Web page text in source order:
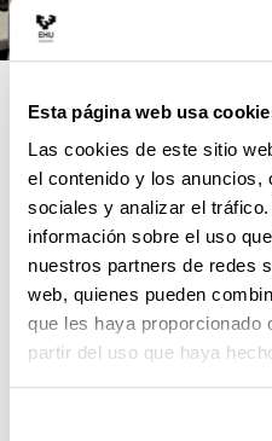
Esta página web usa
Las cookies de este sitio
el contenido y los anuncios,
sociales y analizar el
información sobre el uso
nuestros partners de redes
web, quienes pueden
que les haya proporcionado
partir del uso que haya
4 RAZONES
TÍTULO
Formación
retos a los que se
Docencia impartida por
colaboración con
de COF, COF de
Cantabria, y la
Departamento de